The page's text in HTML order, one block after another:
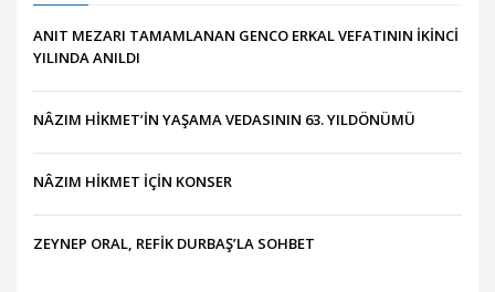
ANIT MEZARI TAMAMLANAN GENCO ERKAL VEFATININ İKİNCİ
YILINDA ANILDI
NÂZIM HİKMET’İN YAŞAMA VEDASININ 63. YILDÖNÜMÜ
NÂZIM HİKMET İÇİN KONSER
ZEYNEP ORAL, REFİK DURBAŞ’LA SOHBET